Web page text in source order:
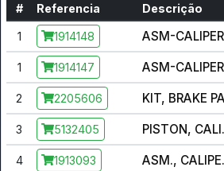
# Referencia Descrição
1 1914148
1 1914147
2 2205606
3 5132405
4 1913093